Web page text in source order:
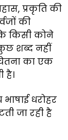
प्रकृति की
की
किसी कोने
शब्द नहीं
का एक
है।
धरोहर
जा रही है